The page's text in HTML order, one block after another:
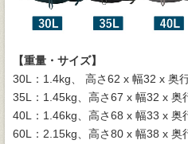
【重量・サイズ】
30L：1.4kg、 高さ62 x 幅32 x 奥
35L：1.45kg、高さ67 x 幅32 x 奥
40L：1.46kg、高さ68 x 幅33 x 奥
60L：2.15kg、高さ80 x 幅38 x 奥